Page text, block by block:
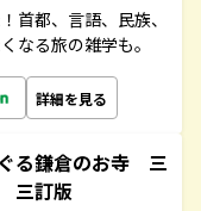
首都、言語、民族、
なる旅の雑学も。
詳細を見る
る鎌倉のお寺 三
三訂版